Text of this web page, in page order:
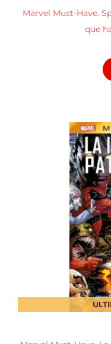
Marvel Must-Have.
que